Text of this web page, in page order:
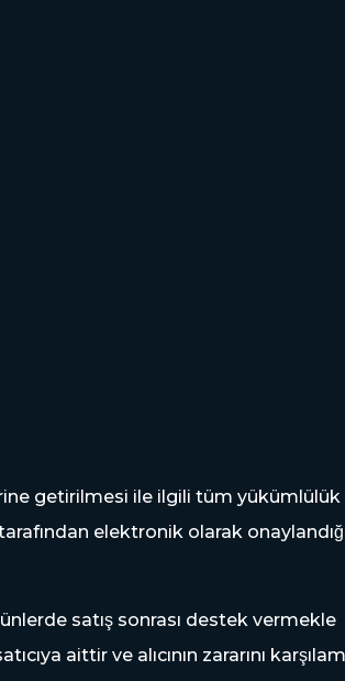
getirilmesi ile ilgili tüm yükümlülük
elektronik olarak
satış sonrası destek vermekle
aittir ve alıcının zararını